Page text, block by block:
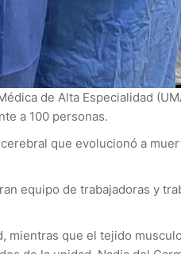
de Alta Especialidad
a 100 personas.
que evolucionó a
equipo de trabajadoras y
mientras que el tejido